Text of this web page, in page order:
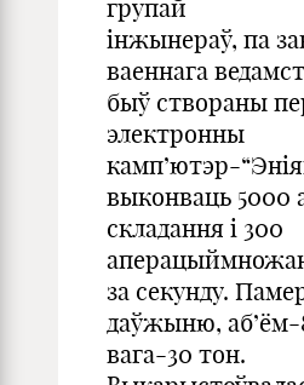
групай
інжынераў, па
ваеннага
быў створаны
электронны
камп’ютэр-
выконваць 5000
складання і 300
за секунду.
даўжыню, аб’ём-
вага-30 тон.